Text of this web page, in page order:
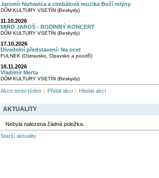
Jaromír Nohavica a cimbálová muzika Boží mlýny
DŮM KULTURY VSETÍN (Beskydy)
11.10.2026
MIRO JAROŠ - RODINNÝ KONCERT
DŮM KULTURY VSETÍN (Beskydy)
17.10.2026
Divadelní představení: Na ocet
FULNEK (Ostravsko, Opavsko a poodří)
18.11.2026
Vladimír Merta
DŮM KULTURY VSETÍN (Beskydy)
Akce tento týden|| Přidat akci|| Hledat akci
AKTUALITY
Nebyla nalezena žádná položka.
Starší aktuality